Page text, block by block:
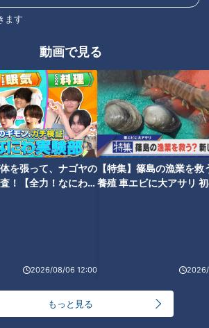
ます
動画で見る
を張って、ナゴヤの
！【全力！なにわ実
2026/08/06 12:00
【特集】篠島の漁業を救
養殖 車エビに大アサリ
もっと見る
株式会社」の役員のひとりとして加わり、
た「卵黄タイプ」にすることで、栄養価
開発した。それは日本人の体格向上を願っ
島さんのマヨネーズにかける思いは、何よ